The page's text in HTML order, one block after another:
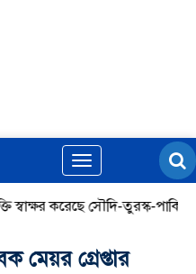
Toggle
navigation
করেছে সৌদি-তুরস্ক-পাকিস্তান
মেয়র গ্রেপ্তার